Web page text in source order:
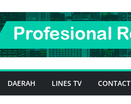
DAERAH LINES TV CONTACT